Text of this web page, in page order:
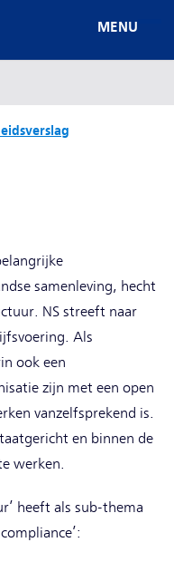
MENU
samenleving, hecht
NS streeft naar
Als
ook een
zijn met een open
vanzelfsprekend is.
en binnen de
werken.
heeft als sub-thema